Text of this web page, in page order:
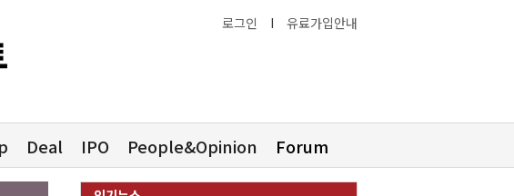
로그인 I 유료가입안내
Deal IPO People&Opinion Forum